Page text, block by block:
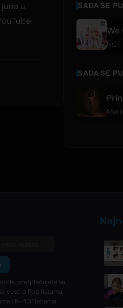
u
SADA SE
We
NCT
SADA SE
pretplaćujete se
vesti o Pop listama,
i K-POP listama.